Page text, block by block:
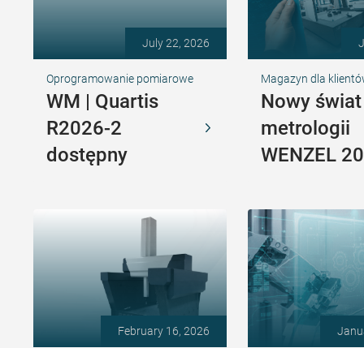
July 22, 2026
Oprogramowanie pomiarowe
WM | Quartis
R2026-2
dostępny
Magazyn dla
Nowy świat
metrologii
WENZEL
February 16, 2026